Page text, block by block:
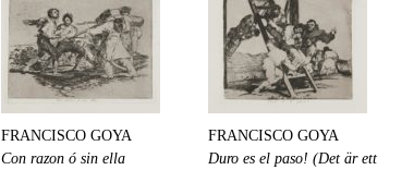
FRANCISCO GOYA
Con razon ó sin ella
FRANCISCO GOYA
Duro es el paso! (Det är ett